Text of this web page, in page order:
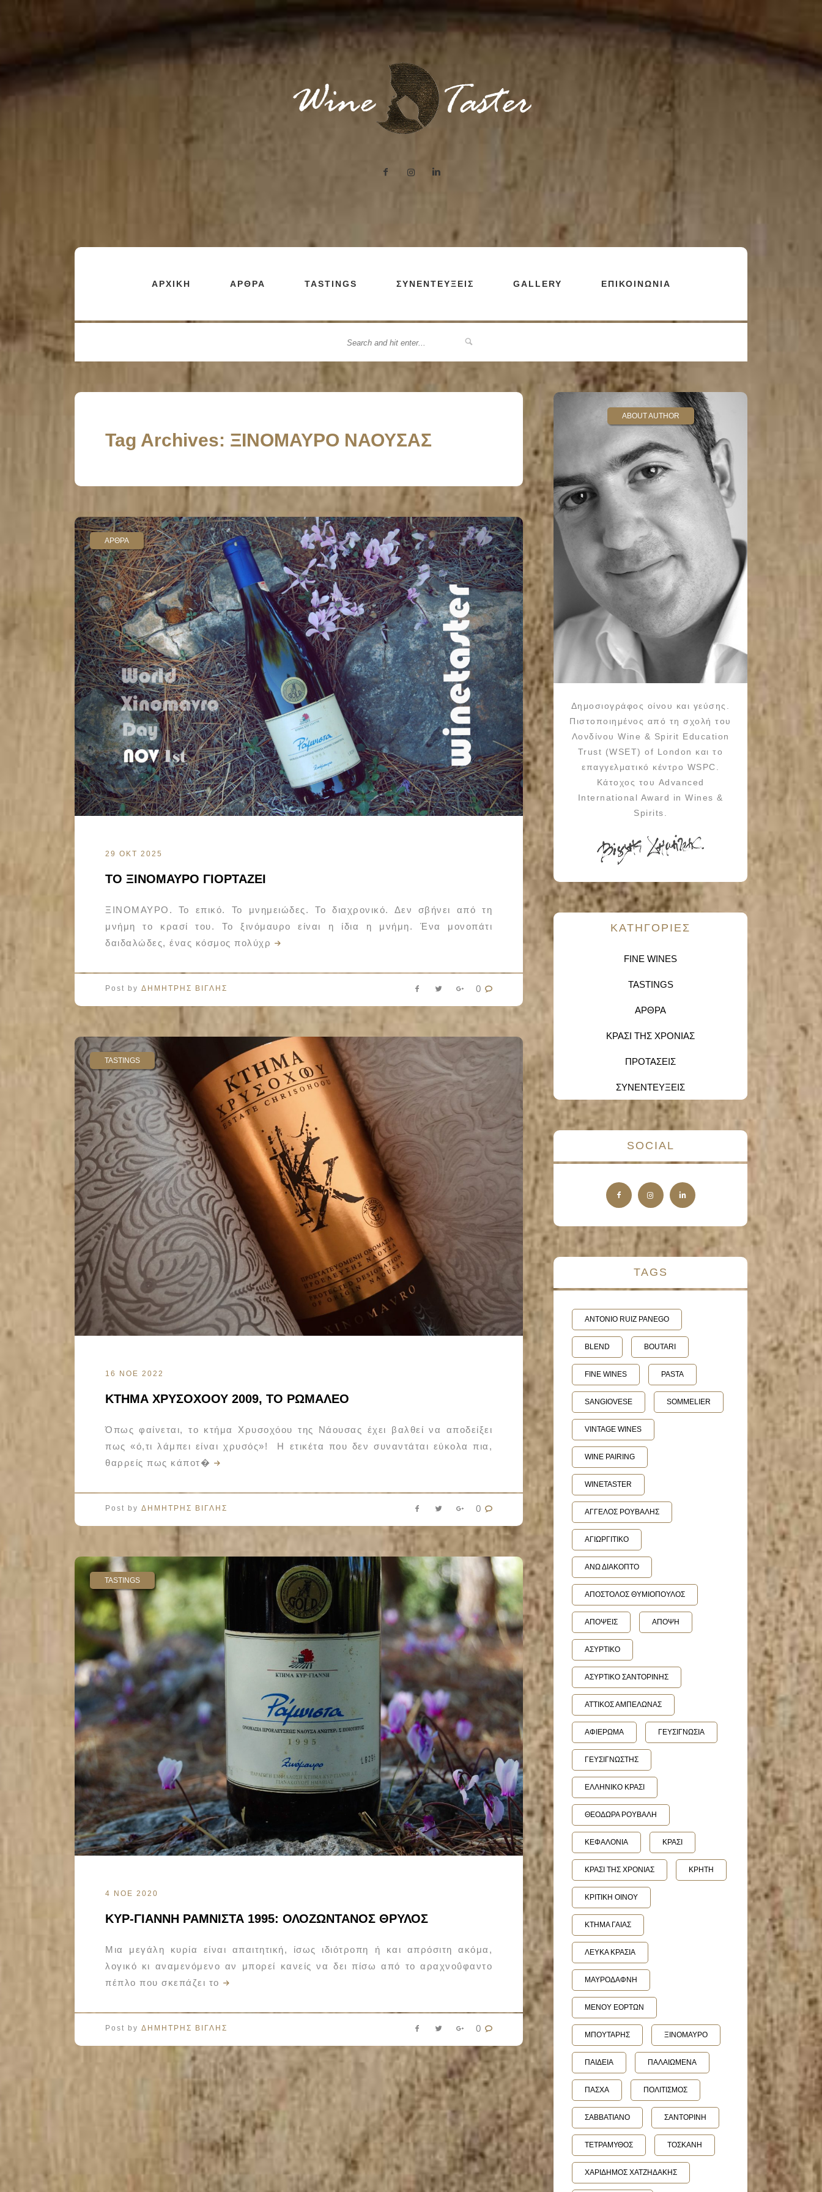
ΑΡΧΙΚΗ ΑΡΘΡΑ TASTINGS ΣΥΝΕΝΤΕΥΞΕΙΣ GALLERY ΕΠΙΚΟΙΝΩΝΙΑ
Tag Archives: ΞΙΝΟΜΑΥΡΟ ΝΑΟΥΣΑΣ
ΑΡΘΡΑ
29 ΟΚΤ 2025
ΤΟ ΞΙΝΟΜΑΥΡΟ ΓΙΟΡΤΑΖΕΙ
ΞΙΝΟΜΑΥΡΟ. Το επικό. Το μνημειώδες. Το διαχρονικό. Δεν σβήνει από τη
μνήμη το κρασί του. Το ξινόμαυρο είναι η ίδια η μνήμη. Ένα μονοπάτι
δαιδαλώδες, ένας κόσμος πολύχρ
Post by ΔΗΜΗΤΡΗΣ ΒΙΓΛΗΣ 0
TASTINGS
16 ΝΟΕ 2022
ΚΤΗΜΑ ΧΡΥΣΟΧΟΟΥ 2009, ΤΟ ΡΩΜΑΛΕΟ
Όπως φαίνεται, το κτήμα Χρυσοχόου της Νάουσας έχει βαλθεί να αποδείξει
πως «ό,τι λάμπει είναι χρυσός»! Η ετικέτα που δεν συναντάται εύκολα πια,
θαρρείς πως κάποτ�
Post by ΔΗΜΗΤΡΗΣ ΒΙΓΛΗΣ 0
TASTINGS
4 ΝΟΕ 2020
ΚΥΡ-ΓΙΑΝΝΗ ΡΑΜΝΙΣΤΑ 1995: ΟΛΟΖΩΝΤΑΝΟΣ ΘΡΥΛΟΣ
Μια μεγάλη κυρία είναι απαιτητική, ίσως ιδιότροπη ή και απρόσιτη ακόμα,
λογικό κι αναμενόμενο αν μπορεί κανείς να δει πίσω από το αραχνοΰφαντο
πέπλο που σκεπάζει το
Post by ΔΗΜΗΤΡΗΣ ΒΙΓΛΗΣ 0
ABOUT AUTHOR
Δημοσιογράφος οίνου και γεύσης.
Πιστοποιημένος από τη σχολή του
Λονδίνου Wine & Spirit Education
Trust (WSET) of London και το
επαγγελματικό κέντρο WSPC.
Κάτοχος του Advanced
International Award in Wines &
Spirits.
KΑΤΗΓΟΡΙΕΣ
FINE WINES
TASTINGS
ΑΡΘΡΑ
ΚΡΑΣΙ ΤΗΣ ΧΡΟΝΙΑΣ
ΠΡΟΤΑΣΕΙΣ
ΣΥΝΕΝΤΕΥΞΕΙΣ
SOCIAL
TAGS
ANTONIO RUIZ PANEGO
BLEND BOUTARI
FINE WINES PASTA
SANGIOVESE SOMMELIER
VINTAGE WINES
WINE PAIRING
WINETASTER
ΑΓΓΕΛΟΣ ΡΟΥΒΑΛΗΣ
ΑΓΙΩΡΓΙΤΙΚΟ
ΑΝΩ ΔΙΑΚΟΠΤΟ
ΑΠΟΣΤΟΛΟΣ ΘΥΜΙΟΠΟΥΛΟΣ
ΑΠΟΨΕΙΣ ΑΠΟΨΗ
ΑΣΥΡΤΙΚΟ
ΑΣΥΡΤΙΚΟ ΣΑΝΤΟΡΙΝΗΣ
ΑΤΤΙΚΟΣ ΑΜΠΕΛΩΝΑΣ
ΑΦΙΕΡΩΜΑ ΓΕΥΣΙΓΝΩΣΙΑ
ΓΕΥΣΙΓΝΩΣΤΗΣ
ΕΛΛΗΝΙΚΟ ΚΡΑΣΙ
ΘΕΟΔΩΡΑ ΡΟΥΒΑΛΗ
ΚΕΦΑΛΟΝΙΑ ΚΡΑΣΙ
ΚΡΑΣΙ ΤΗΣ ΧΡΟΝΙΑΣ ΚΡΗΤΗ
ΚΡΙΤΙΚΗ ΟΙΝΟΥ
ΚΤΗΜΑ ΓΑΙΑΣ
ΛΕΥΚΑ ΚΡΑΣΙΑ
ΜΑΥΡΟΔΑΦΝΗ
ΜΕΝΟΥ ΕΟΡΤΩΝ
ΜΠΟΥΤΑΡΗΣ ΞΙΝΟΜΑΥΡΟ
ΠΑΙΔΕΙΑ ΠΑΛΑΙΩΜΕΝΑ
ΠΑΣΧΑ ΠΟΛΙΤΙΣΜΟΣ
ΣΑΒΒΑΤΙΑΝΟ ΣΑΝΤΟΡΙΝΗ
ΤΕΤΡΑΜΥΘΟΣ ΤΟΣΚΑΝΗ
ΧΑΡΙΔΗΜΟΣ ΧΑΤΖΗΔΑΚΗΣ